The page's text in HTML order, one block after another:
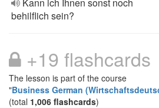
behilflich sein?
+19 flashcards
The lesson is part of the course
"Business German
(total 1,006 flashcards)